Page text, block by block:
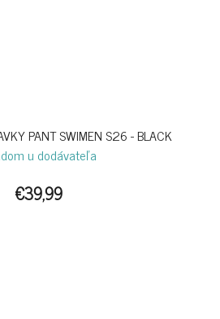
PANT SWIMEN S26 - BLACK
u dodávateľa
€39,99